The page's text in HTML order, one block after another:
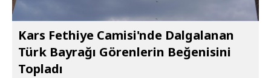
Kars Fethiye Camisi'nde Dalgalanan
Türk Bayrağı Görenlerin Beğenisini
Topladı